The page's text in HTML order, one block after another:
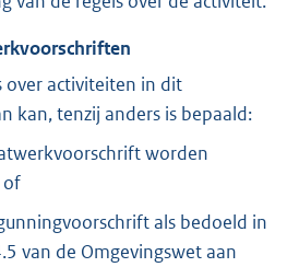
over activiteiten in dit
kan, tenzij anders is bepaald:
worden
of
als bedoeld in
van de Omgevingswet aan